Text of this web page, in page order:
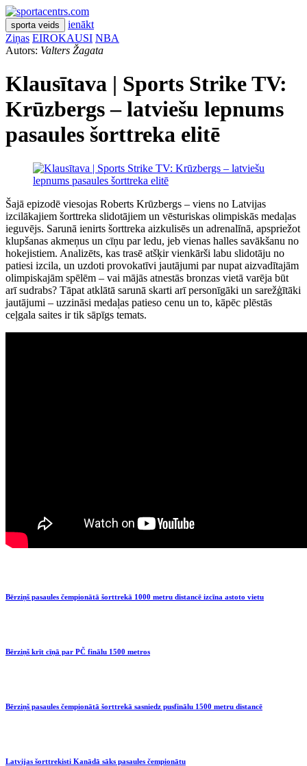
sporta veids
ienākt
Ziņas EIROKAUSI NBA
Autors: Valters Žagata
Klausītava | Sports Strike TV:
Krūzbergs – latviešu lepnums
pasaules šorttreka elitē
Šajā epizodē viesojas Roberts Krūzbergs – viens no Latvijas
izcilākajiem šorttreka slidotājiem un vēsturiskas olimpiskās medaļas
ieguvējs. Sarunā ienirts šorttreka aizkulisēs un adrenalīnā, apspriežot
klupšanas akmeņus un cīņu par ledu, jeb vienas halles savākšanu no
hokejistiem. Analizēts, kas trasē atšķir vienkārši labu slidotāju no
patiesi izcila, un uzdoti provokatīvi jautājumi par nupat aizvadītajām
olimpiskajām spēlēm – vai mājās atnestās bronzas vietā varēja būt
arī sudrabs? Tāpat atklātā sarunā skarti arī personīgāki un sarežģītāki
jautājumi – uzzināsi medaļas patieso cenu un to, kāpēc plēstās
ceļgala saites ir tik sāpīgs temats.
Bērziņš pasaules čempionātā šorttrekā 1000 metru distancē izcīna astoto vietu
Bērziņš krīt cīņā par PČ finālu 1500 metros
Bērziņš pasaules čempionātā šorttrekā sasniedz pusfinālu 1500 metru distancē
Latvijas šorttrekisti Kanādā sāks pasaules čempionātu